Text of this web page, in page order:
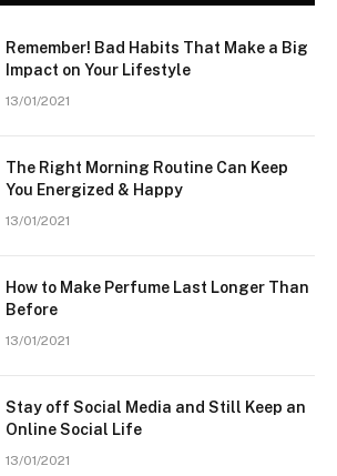
Remember! Bad Habits That Make a Big
Impact on Your Lifestyle
13/01/2021
The Right Morning Routine Can Keep
You Energized & Happy
13/01/2021
How to Make Perfume Last Longer Than
Before
13/01/2021
Stay off Social Media and Still Keep an
Online Social Life
13/01/2021